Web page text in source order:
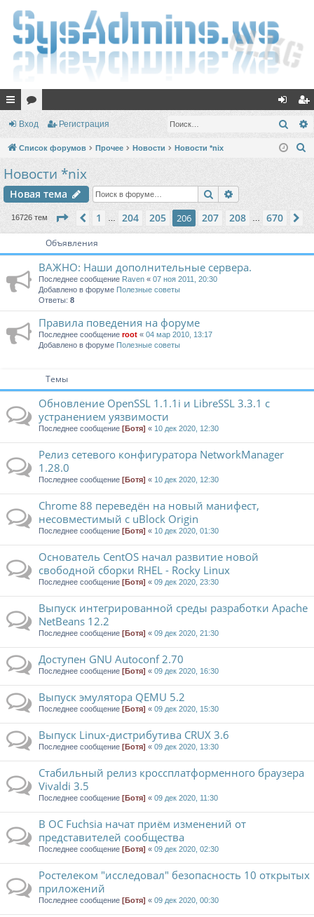
с
ы
и
ор хо
д
ег
ис
Вход Регистрация
Список форумов Прочее Новости Новости *nix
Новости *nix
Новая тема Поиск
16726 тем Страница 206из670
Пред.
1 204 205 206 207 208 670
Объявления
ВАЖНО: Наши дополнительные сервера.
Последнее сообщение Raven « 07 ноя 2011, 20:30
Добавлено в форуме Полезные советы
Ответы: 8
Правила поведения на форуме
Последнее сообщение root « 04 мар 2010, 13:17
Добавлено в форуме Полезные советы
Темы
Обновление OpenSSL 1.1.1i и LibreSSL 3.3.1 с
устранением уязвимости
Последнее сообщение [Ботя] « 10 дек 2020, 12:30
Релиз сетевого конфигуратора NetworkManager
1.28.0
Последнее сообщение [Ботя] « 10 дек 2020, 12:30
Chrome 88 переведён на новый манифест,
несовместимый с uBlock Origin
Последнее сообщение [Ботя] « 10 дек 2020, 01:30
Основатель CentOS начал развитие новой
свободной сборки RHEL - Rocky Linux
Последнее сообщение [Ботя] « 09 дек 2020, 23:30
Выпуск интегрированной среды разработки Apache
NetBeans 12.2
Последнее сообщение [Ботя] « 09 дек 2020, 21:30
Доступен GNU Autoconf 2.70
Последнее сообщение [Ботя] « 09 дек 2020, 16:30
Выпуск эмулятора QEMU 5.2
Последнее сообщение [Ботя] « 09 дек 2020, 15:30
Выпуск Linux-дистрибутива CRUX 3.6
Последнее сообщение [Ботя] « 09 дек 2020, 13:30
Стабильный релиз кроссплатформенного браузера
Vivaldi 3.5
Последнее сообщение [Ботя] « 09 дек 2020, 11:30
В ОС Fuchsia начат приём изменений от
представителей сообщества
Последнее сообщение [Ботя] « 09 дек 2020, 02:30
Ростелеком "исследовал" безопасность 10 открытых
приложений
Последнее сообщение [Ботя] « 09 дек 2020, 00:30